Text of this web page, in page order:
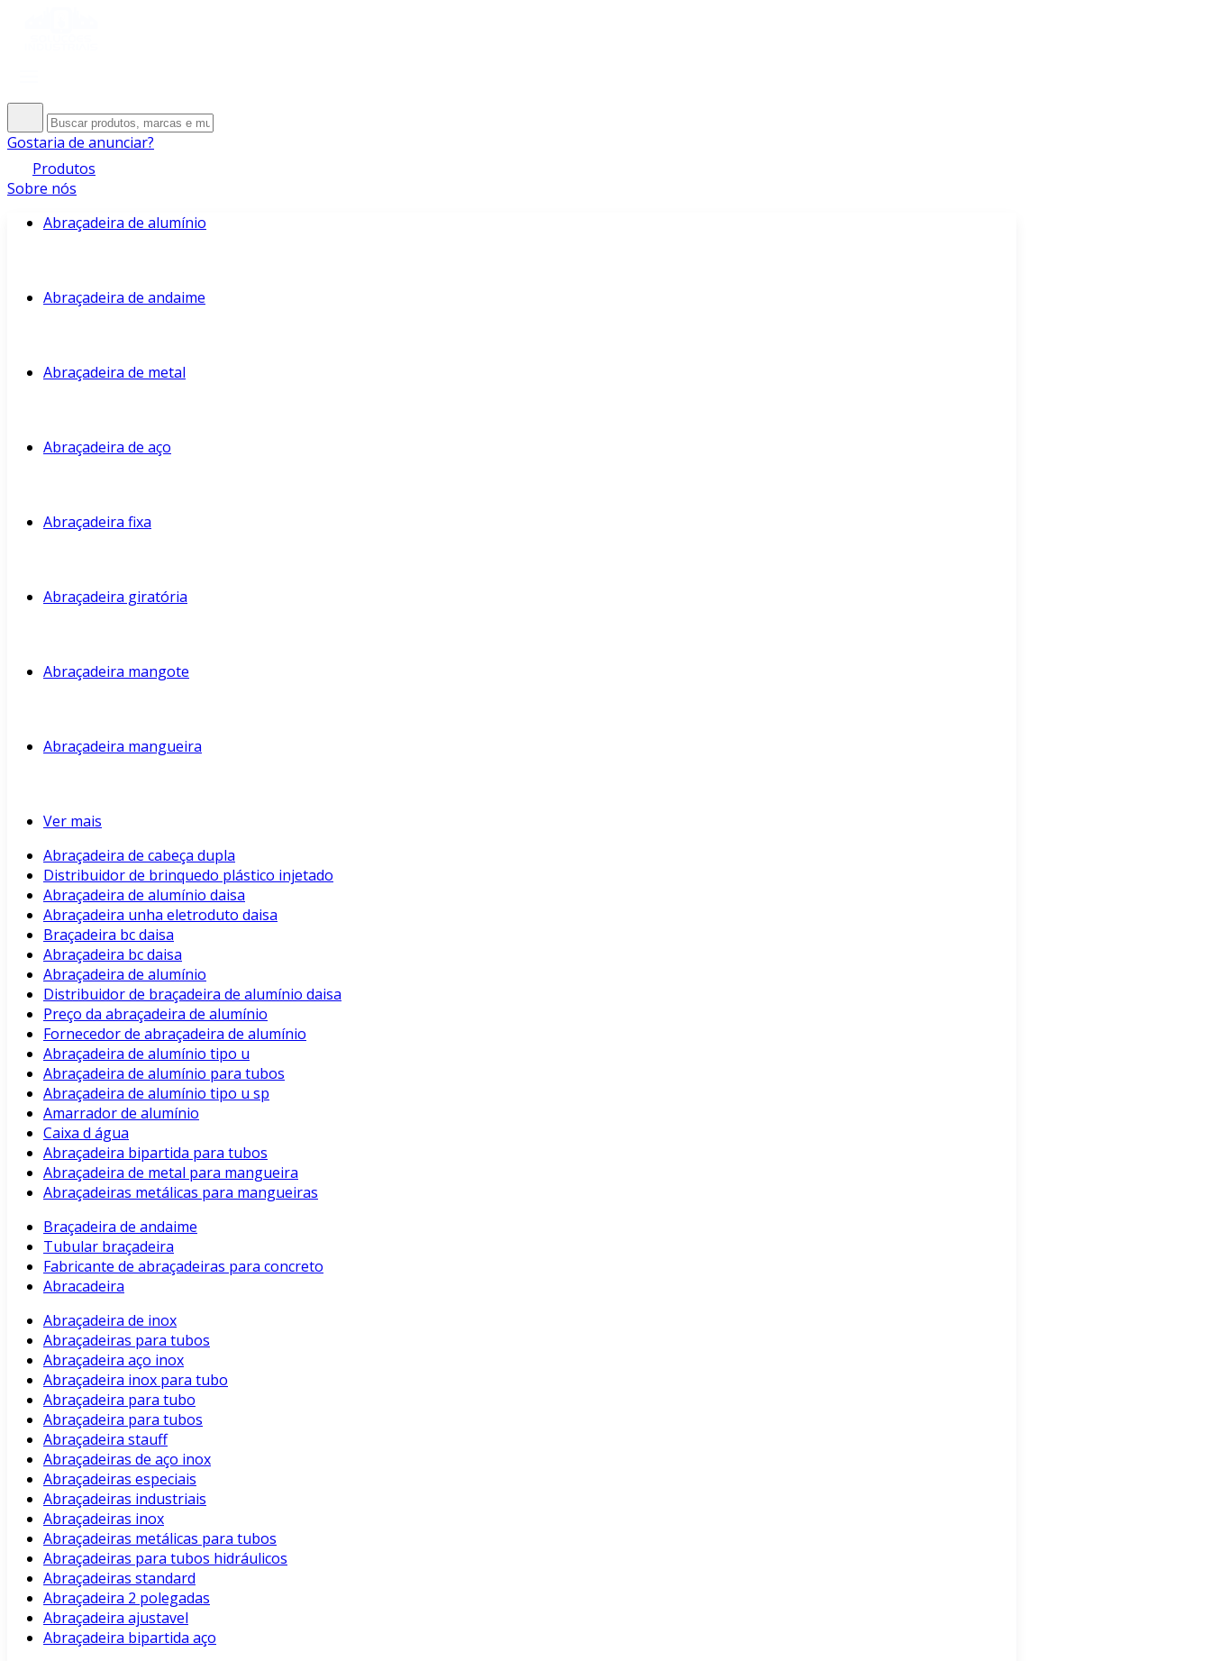
Gostaria de anunciar?
Produtos
Sobre nós
Abraçadeira de alumínio
Abraçadeira de andaime
Abraçadeira de metal
Abraçadeira de aço
Abraçadeira fixa
Abraçadeira giratória
Abraçadeira mangote
Abraçadeira mangueira
Ver mais
Abraçadeira de cabeça dupla
Distribuidor de brinquedo plástico injetado
Abraçadeira de alumínio daisa
Abraçadeira unha eletroduto daisa
Braçadeira bc daisa
Abraçadeira bc daisa
Abraçadeira de alumínio
Distribuidor de braçadeira de alumínio daisa
Preço da abraçadeira de alumínio
Fornecedor de abraçadeira de alumínio
Abraçadeira de alumínio tipo u
Abraçadeira de alumínio para tubos
Abraçadeira de alumínio tipo u sp
Amarrador de alumínio
Caixa d água
Abraçadeira bipartida para tubos
Abraçadeira de metal para mangueira
Abraçadeiras metálicas para mangueiras
Braçadeira de andaime
Tubular braçadeira
Fabricante de abraçadeiras para concreto
Abracadeira
Abraçadeira de inox
Abraçadeiras para tubos
Abraçadeira aço inox
Abraçadeira inox para tubo
Abraçadeira para tubo
Abraçadeira para tubos
Abraçadeira stauff
Abraçadeiras de aço inox
Abraçadeiras especiais
Abraçadeiras industriais
Abraçadeiras inox
Abraçadeiras metálicas para tubos
Abraçadeiras para tubos hidráulicos
Abraçadeiras standard
Abraçadeira 2 polegadas
Abraçadeira ajustavel
Abraçadeira bipartida aço